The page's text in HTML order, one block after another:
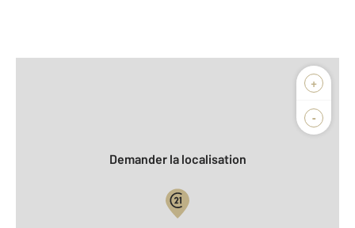
+
-
Biens vendus
Demander la localisation